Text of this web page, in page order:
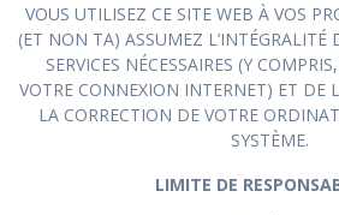
VOUS UTILISEZ CE SITE WEB À VOS
(ET NON TA) ASSUMEZ L’INTÉGRALITÉ
SERVICES NÉCESSAIRES (Y
VOTRE CONNEXION INTERNET) ET DE
LA CORRECTION DE VOTRE
SYSTÈME.
LIMITE DE